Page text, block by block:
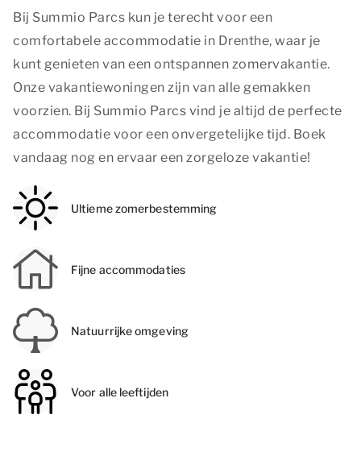
Bij Summio Parcs kun je terecht voor een
comfortabele accommodatie in Drenthe, waar je
kunt genieten van een ontspannen zomervakantie.
Onze vakantiewoningen zijn van alle gemakken
voorzien. Bij Summio Parcs vind je altijd de perfecte
accommodatie voor een onvergetelijke tijd. Boek
vandaag nog en ervaar een zorgeloze vakantie!
Ultieme zomerbestemming
Fijne accommodaties
Natuurrijke omgeving
Voor alle leeftijden